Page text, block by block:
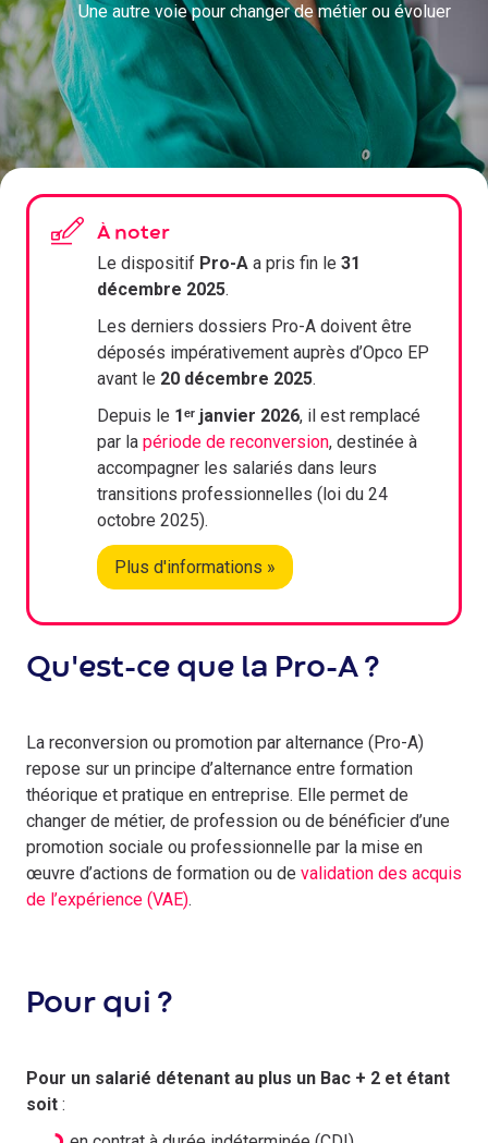
Une autre voie pour changer de métier ou évoluer
À noter
Le dispositif Pro-A a pris fin le 31
décembre 2025.
Les derniers dossiers Pro-A doivent être
déposés impérativement auprès d’Opco EP
avant le 20 décembre 2025.
Depuis le 1ᵉʳ janvier 2026, il est remplacé
par la période de reconversion, destinée à
accompagner les salariés dans leurs
transitions professionnelles (loi du 24
octobre 2025).
Plus d'informations »
Qu'est-ce que la Pro-A ?
La reconversion ou promotion par alternance (Pro-A)
repose sur un principe d’alternance entre formation
théorique et pratique en entreprise. Elle permet de
changer de métier, de profession ou de bénéficier d’une
promotion sociale ou professionnelle par la mise en
œuvre d’actions de formation ou de validation des acquis
de l’expérience (VAE).
Pour qui ?
Pour un salarié détenant au plus un Bac + 2 et étant
soit :